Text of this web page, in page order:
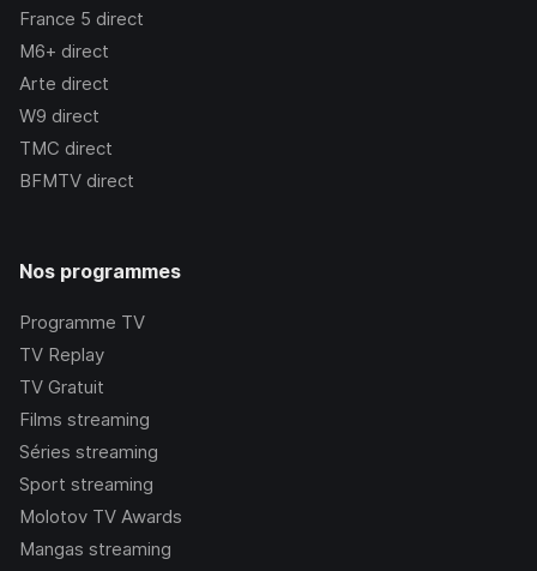
France 5 direct
M6+ direct
Arte direct
W9 direct
TMC direct
BFMTV direct
Nos programmes
Programme TV
TV Replay
TV Gratuit
Films streaming
Séries streaming
Sport streaming
Molotov TV Awards
Mangas streaming